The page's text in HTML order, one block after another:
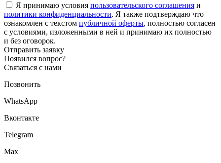
Я принимаю условия пользовательского соглашения и
политики конфиденциальности. Я также подтверждаю что
ознакомлен с текстом публичной оферты, полностью согласен
с условиями, изложенными в ней и принимаю их полностью
и без оговорок.
Отправить заявку
Появился вопрос?
Связаться с нами
Позвонить
WhatsApp
Вконтакте
Telegram
Max